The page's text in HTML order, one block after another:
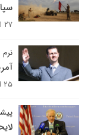
۲۷ اسفند ۱۳۹۳
۲۵ اسفند ۱۳۹۳